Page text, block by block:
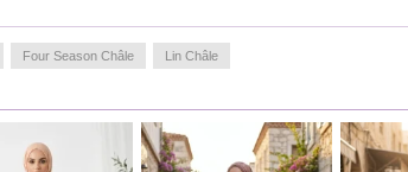
Four Season Châle Lin Châle